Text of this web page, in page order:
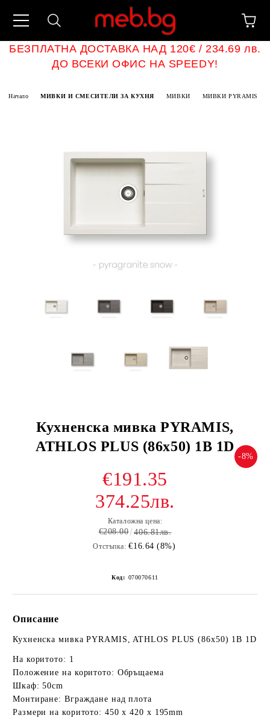
БЕЗПЛАТНА ДОСТАВКА НАД 120€ / 234.69 лв.
ДО ВСЕКИ ОФИС НА SPEEDY!
Начало МИВКИ И СМЕСИТЕЛИ ЗА КУХНЯ МИВКИ МИВКИ PYRAMIS
Кухненска мивка PYRAMIS,
ATHLOS PLUS (86x50) 1B 1D
-8%
€191.35
374.25лв.
Каталожна цена:
€208.00 406.81лв.
Отстъпка: €16.64 (8%)
Код: 070070611
Описание
Кухненска мивка PYRAMIS, ATHLOS PLUS (86x50) 1B 1D
На коритото: 1
Положение на коритото: Обръщаема
Шкаф: 50cm
Монтиране: Вграждане над плота
Размери на коритото: 450 x 420 x 195mm